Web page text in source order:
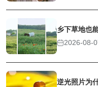
乡下草地也
2026-08-
逆光照片为